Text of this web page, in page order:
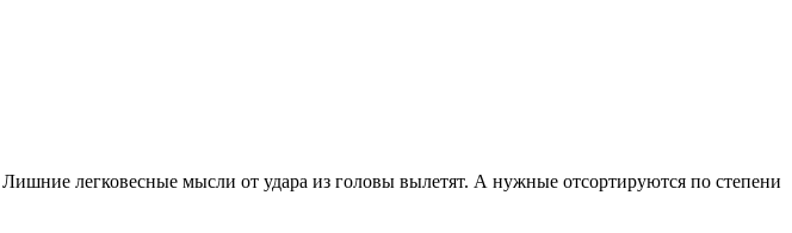
легковесные мысли от удара из головы вылетят. А нужные отсортируются по степени